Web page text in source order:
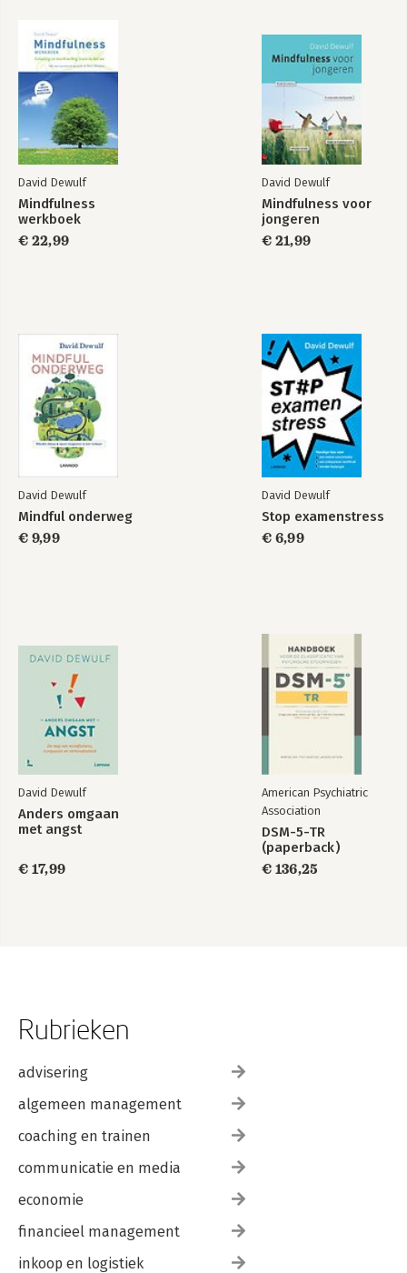
Stop examenstress Mindful onderweg
-Compassievolle zelfzorg
-Compassie in communicatie
Overzicht van de meditaties en ademruimtes
Over de auteur
Over I AM
Literatuur
David Dewulf
Mindfulness
werkboek
€ 22,99
David Dewulf
Mindfulness voor
jongeren
€ 21,99
David Dewulf
Mindful onderweg
€ 9,99
David Dewulf
Stop examenstress
€ 6,99
David Dewulf
Anders omgaan
met angst
€ 17,99
American Psychiatric
Association
DSM-5-TR
(paperback)
€ 136,25
Rubrieken
advisering
algemeen management
coaching en trainen
communicatie en media
economie
financieel management
inkoop en logistiek